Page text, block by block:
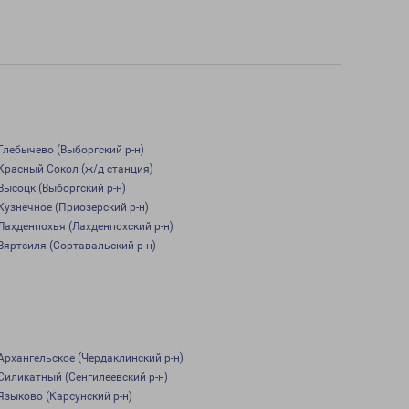
(Выборгский р-н)
Сокол (ж/д станция)
(Выборгский р-н)
(Приозерский р-н)
(Лахденпохский р-н)
(Сортавальский р-н)
(Чердаклинский р-н)
(Сенгилеевский р-н)
(Карсунский р-н)